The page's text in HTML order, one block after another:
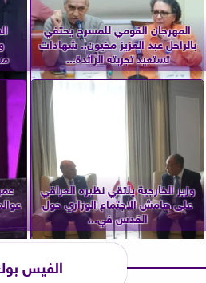
المهرجان القومي للمسرح يحتفي
بالراحل عبد العزيز مخيون.. شهادات
تستعيد تجربته الرائدة...
وزير الخارجية يلتقي نظيره العراقي
على هامش الاجتماع الوزاري حول
القدس في...
الفيس